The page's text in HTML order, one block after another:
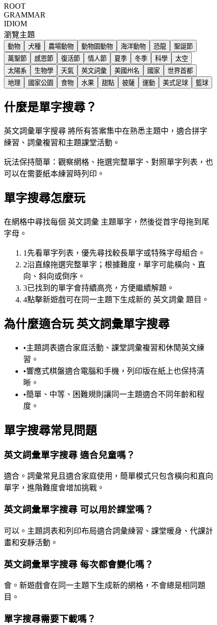
ROOT
GRAMMAR
IDIOM
瀏覽主題
動物 犬種 農場動物 動物園動物 海洋動物 恐龍
聖誕節
萬聖節
感恩節 復活節 情人節 夏季 冬季 科學
太空
太陽系
生物學 天氣 英文詞彙 美國州名 國家
世界首都
地理
國家公園 食物 水果 甜點 披薩 運動 美式足球 籃球
什麼是單字搜尋？
英文詞彙單字搜尋 將所有答案集中在熟悉主題中，適合拼字
練習、詞彙複習和主題課堂活動。
玩法保持簡單：觀察網格、拖選完整單字、對照單字列表，也
可以在需要紙本練習時列印。
單字搜尋怎麼玩
在網格中尋找每個 英文詞彙 主題單字，然後從首字母拖到尾
字母。
1 先看單字列表，優先尋找較長單字或特殊字母組合。
2沿直線拖選完整單字；根據難度，單字可能橫向、直
向、斜向或倒序。
3已找到的單字會持續高亮，方便繼續解題。
4點擊新遊戲可在同一主題下生成新的 英文詞彙 題目。
為什麼適合玩 英文詞彙單字搜尋
•主題詞表適合家庭活動、課堂詞彙複習和休閒英文練
習。
•響應式棋盤適合電腦和手機，列印版在紙上也保持清
晰。
•簡單、中等、困難規則讓同一主題適合不同年齡和程
度。
單字搜尋常見問題
英文詞彙單字搜尋 適合兒童嗎？
適合。詞彙常見且適合家庭使用，簡單模式只包含橫向和直向
單字，進階難度會增加挑戰。
英文詞彙單字搜尋 可以用於課堂嗎？
可以。主題詞表和列印布局適合詞彙練習、課堂暖身、代課計
畫和安靜活動。
英文詞彙單字搜尋 每次都會變化嗎？
會。新遊戲會在同一主題下生成新的網格，不會總是相同題
目。
單字搜尋需要下載嗎？